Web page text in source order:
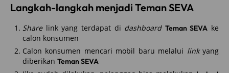
Langkah-langkah ​menjadi Teman SEVA
Sharelink yang terdapat di dashboard Teman SEVA ke
calon konsumen
Calon konsumen mencari mobil baru melalui linkyang
diberikan Teman SEVA​